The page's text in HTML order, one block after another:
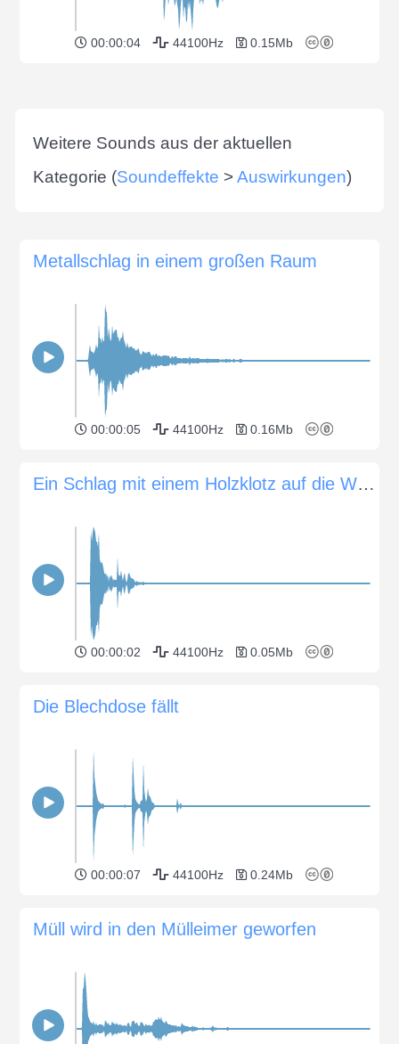
00:00:04 44100Hz 0.15Mb
Weitere Sounds aus der aktuellen
Kategorie (Soundeffekte >Auswirkungen)
Metallschlag in einem großen Raum
00:00:05 44100Hz 0.16Mb
Ein Schlag mit einem Holzklotz auf die Windschutzscheibe
00:00:02 44100Hz 0.05Mb
Die Blechdose fällt
00:00:07 44100Hz 0.24Mb
Müll wird in den Mülleimer geworfen